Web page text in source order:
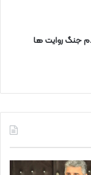
جنگ روایت ها